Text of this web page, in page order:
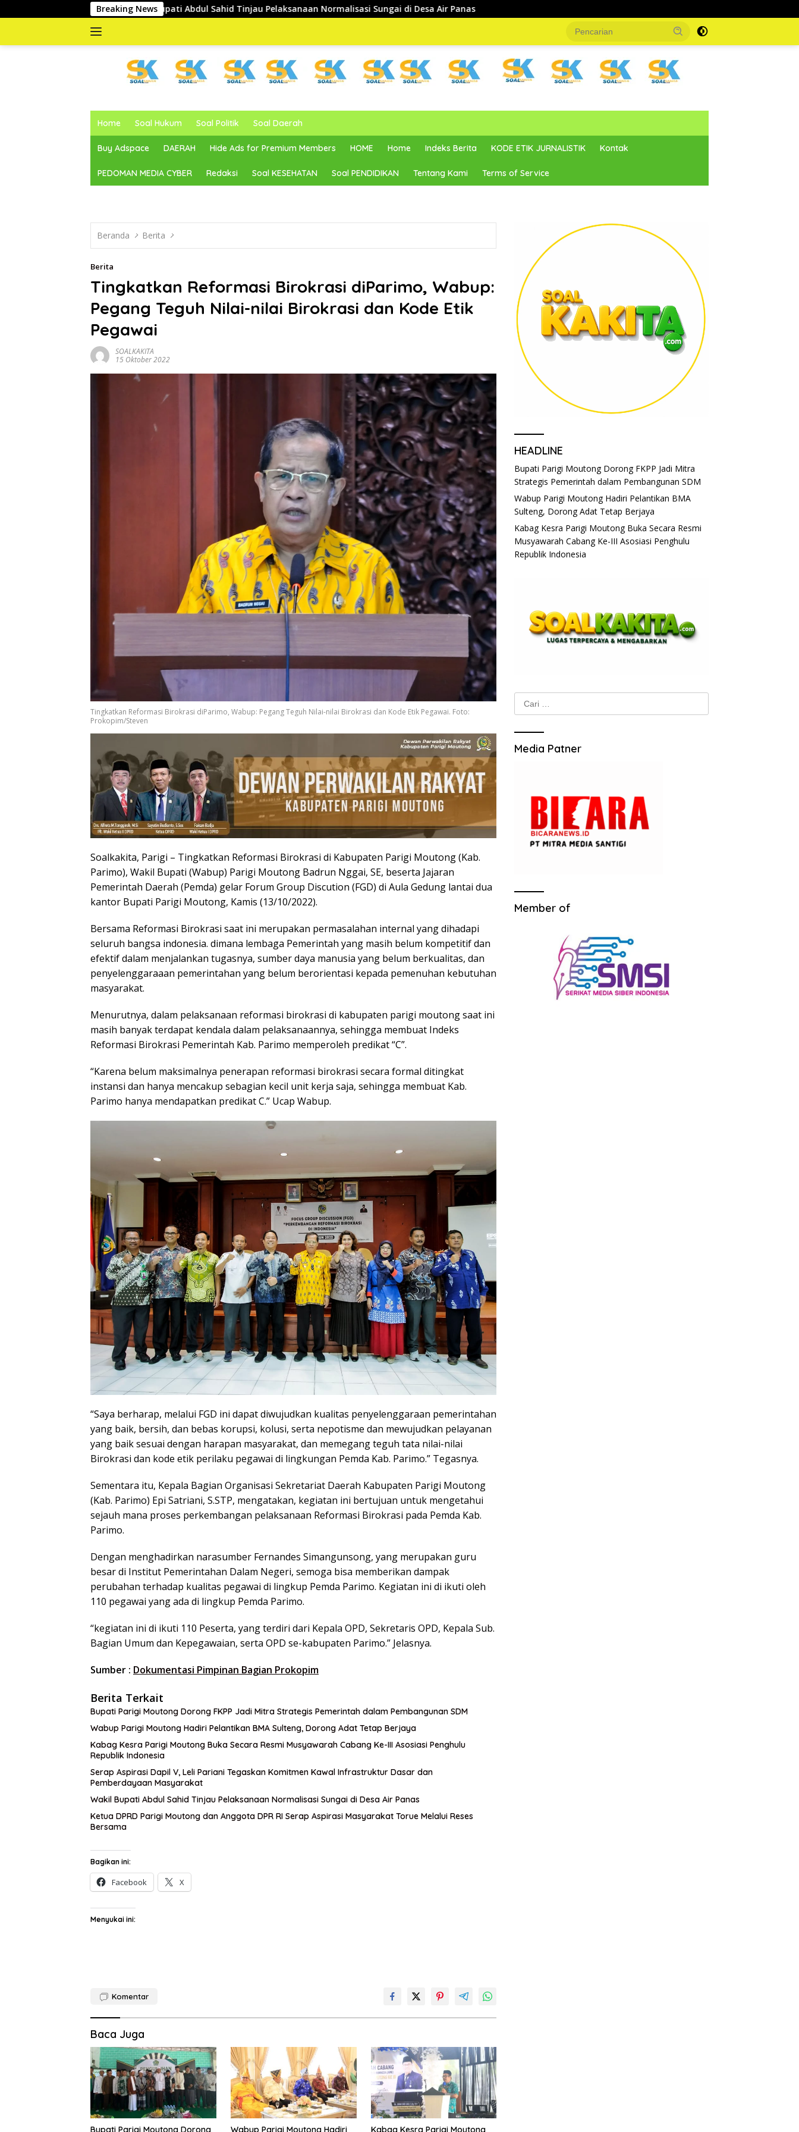
ke
Breaking News
Wakil Bupati Abdul Sahid Tinjau Pelaksanaan Normalisasi Sungai di Desa Air Panas
dan
Home Soal Hukum Soal Politik Soal Daerah
Buy Adspace DAERAH Hide Ads for Premium Members HOME Home Indeks Berita KODE ETIK JURNALISTIK Kontak
PEDOMAN MEDIA CYBER Redaksi Soal KESEHATAN Soal PENDIDIKAN Tentang Kami Terms of Service
Beranda Berita
Berita
Tingkatkan Reformasi Birokrasi diParimo, Wabup:
Pegang Teguh Nilai-nilai Birokrasi dan Kode Etik
Pegawai
SOALKAKITA
15 Oktober 2022
Tingkatkan Reformasi Birokrasi diParimo, Wabup: Pegang Teguh Nilai-nilai Birokrasi dan Kode Etik Pegawai. Foto:
Prokopim/Steven
Soalkakita, Parigi – Tingkatkan Reformasi Birokrasi di Kabupaten Parigi Moutong (Kab.
Parimo), Wakil Bupati (Wabup) Parigi Moutong Badrun Nggai, SE, beserta Jajaran
Pemerintah Daerah (Pemda) gelar Forum Group Discution (FGD) di Aula Gedung lantai dua
kantor Bupati Parigi Moutong, Kamis (13/10/2022).
Bersama Reformasi Birokrasi saat ini merupakan permasalahan internal yang dihadapi
seluruh bangsa indonesia. dimana lembaga Pemerintah yang masih belum kompetitif dan
efektif dalam menjalankan tugasnya, sumber daya manusia yang belum berkualitas, dan
penyelenggaraaan pemerintahan yang belum berorientasi kepada pemenuhan kebutuhan
masyarakat.
Menurutnya, dalam pelaksanaan reformasi birokrasi di kabupaten parigi moutong saat ini
masih banyak terdapat kendala dalam pelaksanaannya, sehingga membuat Indeks
Reformasi Birokrasi Pemerintah Kab. Parimo memperoleh predikat “C”.
“Karena belum maksimalnya penerapan reformasi birokrasi secara formal ditingkat
instansi dan hanya mencakup sebagian kecil unit kerja saja, sehingga membuat Kab.
Parimo hanya mendapatkan predikat C.” Ucap Wabup.
“Saya berharap, melalui FGD ini dapat diwujudkan kualitas penyelenggaraan pemerintahan
yang baik, bersih, dan bebas korupsi, kolusi, serta nepotisme dan mewujudkan pelayanan
yang baik sesuai dengan harapan masyarakat, dan memegang teguh tata nilai-nilai
Birokrasi dan kode etik perilaku pegawai di lingkungan Pemda Kab. Parimo.” Tegasnya.
Sementara itu, Kepala Bagian Organisasi Sekretariat Daerah Kabupaten Parigi Moutong
(Kab. Parimo) Epi Satriani, S.STP, mengatakan, kegiatan ini bertujuan untuk mengetahui
sejauh mana proses perkembangan pelaksanaan Reformasi Birokrasi pada Pemda Kab.
Parimo.
Dengan menghadirkan narasumber Fernandes Simangunsong, yang merupakan guru
besar di Institut Pemerintahan Dalam Negeri, semoga bisa memberikan dampak
perubahan terhadap kualitas pegawai di lingkup Pemda Parimo. Kegiatan ini di ikuti oleh
110 pegawai yang ada di lingkup Pemda Parimo.
“kegiatan ini di ikuti 110 Peserta, yang terdiri dari Kepala OPD, Sekretaris OPD, Kepala Sub.
Bagian Umum dan Kepegawaian, serta OPD se-kabupaten Parimo.” Jelasnya.
Sumber : Dokumentasi Pimpinan Bagian Prokopim
Berita Terkait
Bupati Parigi Moutong Dorong FKPP Jadi Mitra Strategis Pemerintah dalam Pembangunan SDM
Wabup Parigi Moutong Hadiri Pelantikan BMA Sulteng, Dorong Adat Tetap Berjaya
Kabag Kesra Parigi Moutong Buka Secara Resmi Musyawarah Cabang Ke-III Asosiasi Penghulu
Republik Indonesia
Serap Aspirasi Dapil V, Leli Pariani Tegaskan Komitmen Kawal Infrastruktur Dasar dan
Pemberdayaan Masyarakat
Wakil Bupati Abdul Sahid Tinjau Pelaksanaan Normalisasi Sungai di Desa Air Panas
Ketua DPRD Parigi Moutong dan Anggota DPR RI Serap Aspirasi Masyarakat Torue Melalui Reses
Bersama
Bagikan ini:
Facebook X
Menyukai ini:
Komentar
Baca Juga
Bupati Parigi Moutong Dorong Wabup Parigi Moutong Hadiri Kabag Kesra Parigi Moutong
HEADLINE
Bupati Parigi Moutong Dorong FKPP Jadi Mitra
Strategis Pemerintah dalam Pembangunan SDM
Wabup Parigi Moutong Hadiri Pelantikan BMA
Sulteng, Dorong Adat Tetap Berjaya
Kabag Kesra Parigi Moutong Buka Secara Resmi
Musyawarah Cabang Ke-III Asosiasi Penghulu
Republik Indonesia
Cari
untuk:
Media Patner
Member of